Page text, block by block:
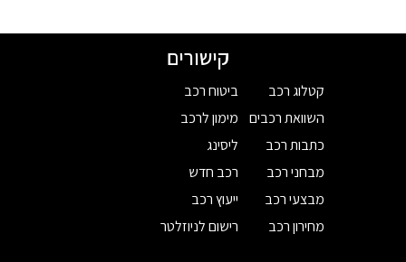
קישורים
קטלוג רכב
השוואת רכבים
כתבות רכב
מבחני רכב
מבצעי רכב
מחירון רכב
ביטוח רכב
מימון לרכב
ליסינג
רכב חדש
ייעוץ רכב
רישום לניוזלטר